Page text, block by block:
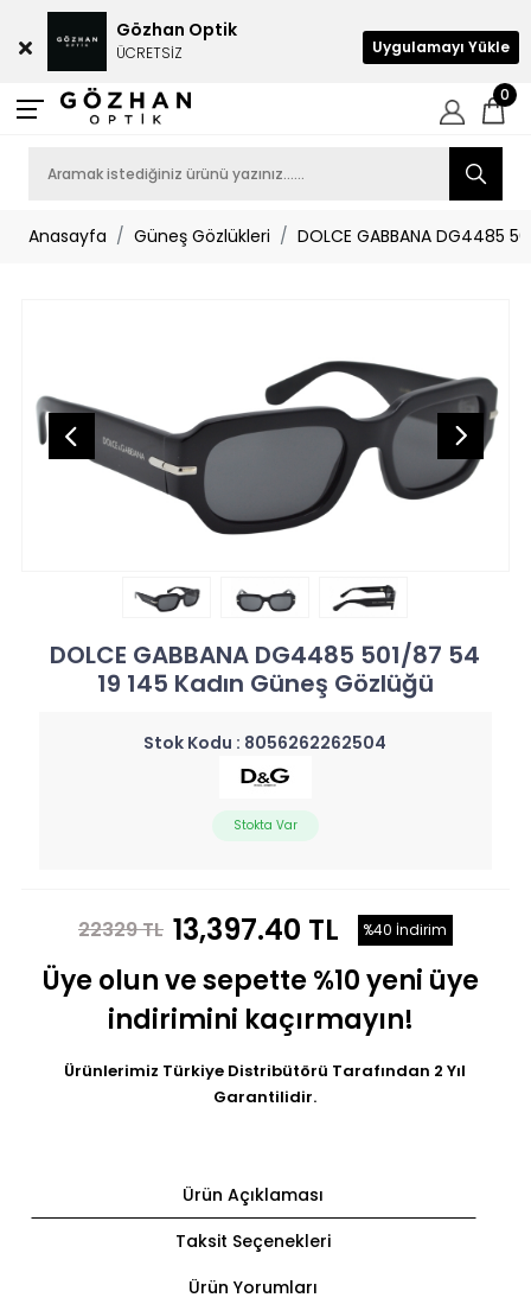
0
Anasayfa Güneş Gözlükleri DOLCE GABBANA DG4485
DOLCE GABBANA DG4485 501/87 54
19 145 Kadın Güneş Gözlüğü
Stok Kodu : 8056262262504
Stokta Var
22329 TL 13,397.40 TL %40 İndirim
Üye olun ve sepette %10 yeni üye
indirimini kaçırmayın!
Ürünlerimiz Türkiye Distribütörü Tarafından 2 Yıl
Garantilidir.
Ürün Açıklaması
Taksit Seçenekleri
Ürün Yorumları
Gözhan Optik
ÜCRETSİZ Uygulamayı Yükle